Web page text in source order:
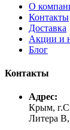
О
Контакты
Доставка
Акции и
Блог
Контакты
Адрес:
Крым,
Литера В,